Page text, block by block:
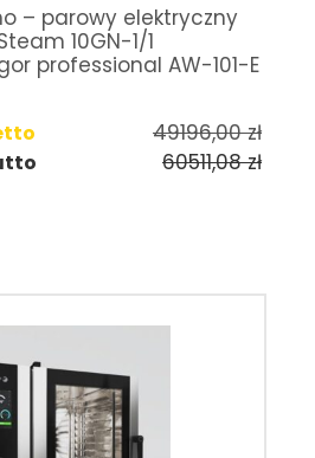
– parowy elektryczny
10GN-1/1
professional AW-101-E
49196,00zł
60511,08zł